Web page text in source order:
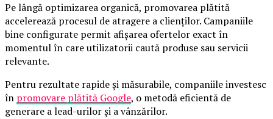
Pe lângă optimizarea organică, promovarea plătită
accelerează procesul de atragere a clienților. Campaniile
bine configurate permit afișarea ofertelor exact în
momentul în care utilizatorii caută produse sau servicii
relevante.
Pentru rezultate rapide și măsurabile, companiile investesc
în promovare plătită Google, o metodă eficientă de
generare a lead-urilor și a vânzărilor.